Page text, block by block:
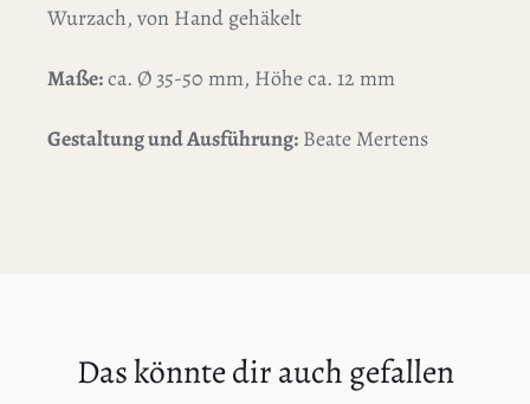
Wurzach, von Hand gehäkelt
Maße:ca. Ø 35-50 mm, Höhe ca. 12 mm
Gestaltung und Ausführung:Beate Mertens
Das könnte dir auch gefallen